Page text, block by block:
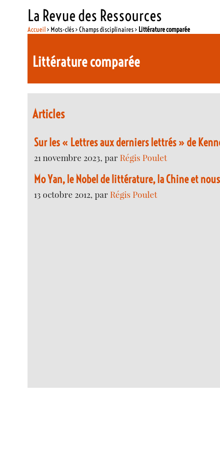
La Revue des Ressources
Accueil> Mots-clés > Champs disciplinaires > Littérature comparée
Littérature comparée
Articles
Sur les « Lettres aux derniers lettrés » de
21 novembre 2023, par Régis Poulet
Mo Yan, le Nobel de littérature, la Chine et nous
13 octobre 2012, par Régis Poulet